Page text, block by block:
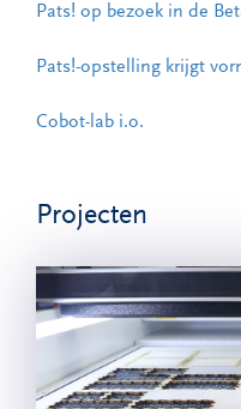
Pats! op bezoek in de
Pats!-opstelling krijgt
Cobot-lab i.o.
Projecten